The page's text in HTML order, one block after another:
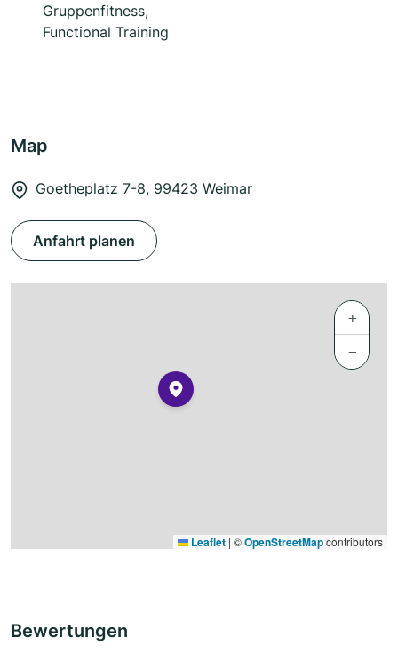
Gruppenfitness,
Functional Training
Map
Goetheplatz 7-8, 99423 Weimar
Anfahrt planen
+
−
Leaflet | ©OpenStreetMapcontributors
Bewertungen